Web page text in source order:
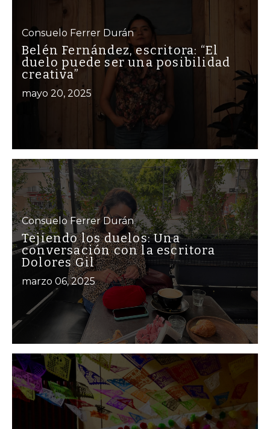
Consuelo Ferrer Durán
Belén Fernández, escritora: “El
duelo puede ser una posibilidad
creativa”
mayo 20, 2025
Consuelo Ferrer Durán
Tejiendo los duelos: Una
conversación con la escritora
Dolores Gil
marzo 06, 2025